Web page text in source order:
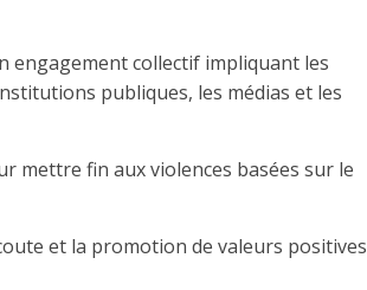
engagement collectif impliquant les
publiques, les médias et les
mettre fin aux violences basées sur le
et la promotion de valeurs positives